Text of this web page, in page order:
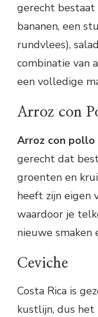
gerecht bestaat
bananen, een
rundvlees),
combinatie van
een volledige
Arroz con
Arroz con pollo
gerecht dat
groenten en
heeft zijn eigen
waardoor je
nieuwe smaken
Ceviche
Costa Rica is
kustlijn, dus het